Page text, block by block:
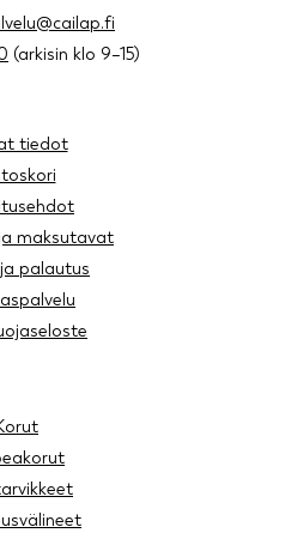
(arkisin klo 9–15)
tiedot
maksutavat
palautus